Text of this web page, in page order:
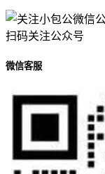
扫码关注公众号
微信客服